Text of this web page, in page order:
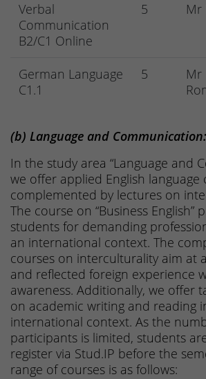
Verbal
Communication
B2/C1 Online
5 Mr
German Language
C1.1
5
Mr
(b) Language and
In the study area “Language and
we offer applied English language
complemented by lectures on
The course on “Business English”
students for demanding
an international context. The
courses on interculturality aim at
and reflected foreign experience
awareness. Additionally, we offer
on academic writing and reading
international context. As the
participants is limited, students
register via Stud.IP before the
range of courses is as follows: